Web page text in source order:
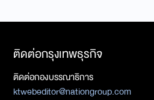
ติดต่อกรุงเทพธุรกิจ
ติดต่อกองบรรณาธิการ
ktwebeditor@nationgroup.com